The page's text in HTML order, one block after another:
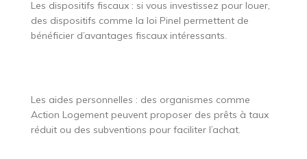
Les dispositifs fiscaux : si vous investissez pour louer,
des dispositifs comme la loi Pinel permettent de
bénéficier d’avantages fiscaux intéressants.
Les aides personnelles : des organismes comme
Action Logement peuvent proposer des prêts à taux
réduit ou des subventions pour faciliter l’achat.